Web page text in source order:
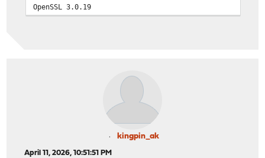
OpenSSL 3.0.19
kingpin_ak
April 11, 2026, 10:51:51 PM